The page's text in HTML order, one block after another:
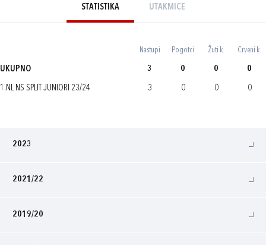
STATISTIKA UTAKMICE
Nastupi Pogotci Žuti k. Crveni k.
UKUPNO 3 0 0 0
1.NL NS SPLIT JUNIORI 23/24 3 0 0 0
2023
2021/22
2019/20